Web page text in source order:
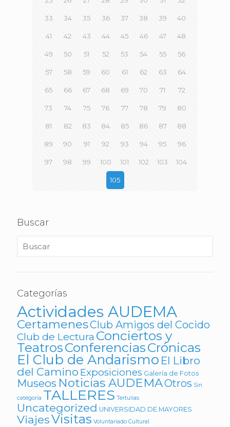
33 34 35 36 37 38 39 40
41 42 43 44 45 46 47 48
49 50 51 52 53 54 55 56
57 58 59 60 61 62 63 64
65 66 67 68 69 70 71 72
73 74 75 76 77 78 79 80
81 82 83 84 85 86 87 88
89 90 91 92 93 94 95 96
97 98 99 100 101 102 103 104
105
Buscar
Categorías
Actividades AUDEMA
CertamenesClub Amigos del Cocido
Club de Lectura Conciertos y
TeatrosConferenciasCrónicas
El Club de Andarismo El Libro
del Camino Exposiciones Galería de Fotos
Museos Noticias AUDEMAOtros Sin
categoría TALLERES Tertulias
Uncategorized UNIVERSIDAD DE MAYORES
ViajesVisitas Voluntariado Cultural